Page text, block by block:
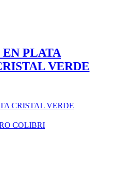
EN PLATA
VERDE
CRISTAL VERDE